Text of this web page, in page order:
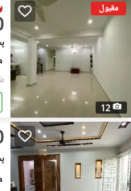
مقبول
12